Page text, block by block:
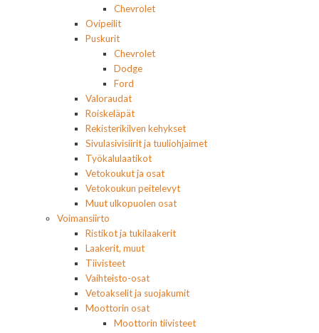
Chevrolet
Ovipeilit
Puskurit
Chevrolet
Dodge
Ford
Valoraudat
Roiskeläpät
Rekisterikilven kehykset
Sivulasivisiirit ja tuuliohjaimet
Työkalulaatikot
Vetokoukut ja osat
Vetokoukun peitelevyt
Muut ulkopuolen osat
Voimansiirto
Ristikot ja tukilaakerit
Laakerit, muut
Tiivisteet
Vaihteisto-osat
Vetoakselit ja suojakumit
Moottorin osat
Moottorin tiivisteet